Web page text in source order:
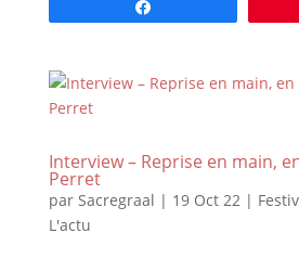
Interview – Reprise en main,
Perret
par Sacregraal | 19 Oct 22|
L'actu